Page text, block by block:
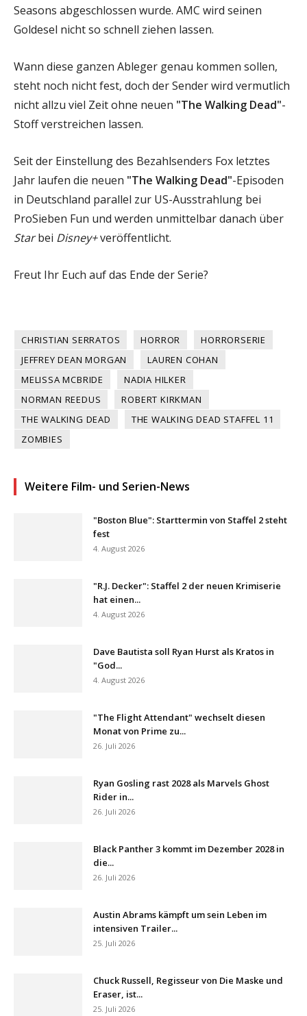
Seasons abgeschlossen wurde. AMC wird seinen
Goldesel nicht so schnell ziehen lassen.
Wann diese ganzen Ableger genau kommen sollen,
steht noch nicht fest, doch der Sender wird vermutlich
nicht allzu viel Zeit ohne neuen "The Walking Dead"-
Stoff verstreichen lassen.
Seit der Einstellung des Bezahlsenders Fox letztes
Jahr laufen die neuen "The Walking Dead"-Episoden
in Deutschland parallel zur US-Ausstrahlung bei
ProSieben Fun und werden unmittelbar danach über
Starbei Disney+veröffentlicht.
Freut Ihr Euch auf das Ende der Serie?
CHRISTIAN SERRATOS HORROR
HORRORSERIE
JEFFREY DEAN MORGAN
LAUREN COHAN
MELISSA MCBRIDE
NADIA HILKER
NORMAN REEDUS
ROBERT KIRKMAN
THE WALKING DEAD
THE WALKING DEAD STAFFEL 11
ZOMBIES
Weitere Film- und Serien-News
"Boston Blue": Starttermin von Staffel 2 steht
fest
4. August 2026
"R.J. Decker": Staffel 2 der neuen Krimiserie
hat einen...
4. August 2026
Dave Bautista soll Ryan Hurst als Kratos in
"God...
4. August 2026
"The Flight Attendant" wechselt diesen
Monat von Prime zu...
26. Juli 2026
Ryan Gosling rast 2028 als Marvels Ghost
Rider in...
26. Juli 2026
Black Panther 3 kommt im Dezember 2028 in
die...
26. Juli 2026
Austin Abrams kämpft um sein Leben im
intensiven Trailer...
25. Juli 2026
Chuck Russell, Regisseur von Die Maske und
Eraser, ist...
25. Juli 2026